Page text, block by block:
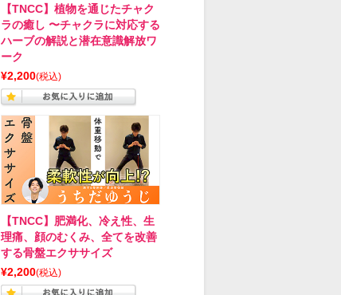
【TNCC】植物を通じたチャク
ラの癒し 〜チャクラに対応する
ハーブの解説と潜在意識解放ワ
ーク
¥2,200(税込)
【TNCC】肥満化、冷え性、生
理痛、顔のむくみ、全てを改善
する骨盤エクササイズ
¥2,200(税込)